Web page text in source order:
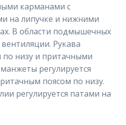
карманами с
на липучке и нижними
В области подмышечных
Рукава
по низу и притачными
регулируется
поясом по низу.
регулируется патами на